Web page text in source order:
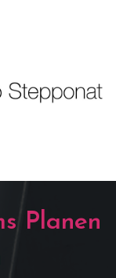
Planen